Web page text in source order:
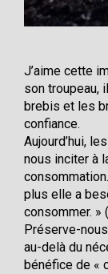
J’aime cette
son troupeau,
brebis et les
confiance.
Aujourd’hui,
nous inciter à
plus elle a
consommer. »
Préserve-
au-delà du
bénéfice de «